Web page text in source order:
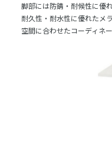
脚部には防錆・耐候性に優
耐久性・耐水性に優れたメ
空間に合わせたコーディネ